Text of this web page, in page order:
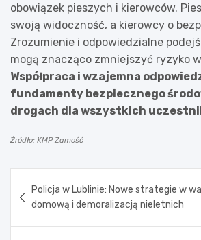
obowiązek pieszych i kierowców.
swoją widoczność, a kierowcy o
Zrozumienie i odpowiedzialne
mogą znacząco zmniejszyć ryzyko
Współpraca i wzajemna
fundamenty bezpiecznego
drogach dla wszystkich
Źródło: KMP Zamość
wpisu
Policja w Lublinie: Nowe strategie w
domową i demoralizacją nieletnich